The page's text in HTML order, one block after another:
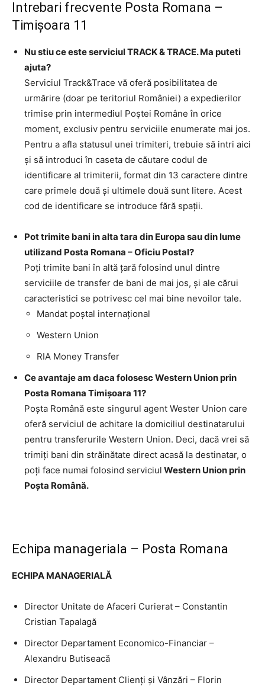
Intrebari frecvente Posta Romana –
Timişoara 11
Nu stiu ce este serviciul TRACK & TRACE. Ma puteti
ajuta?
Serviciul Track&Trace vă oferă posibilitatea de
urmărire (doar pe teritoriul României) a expedierilor
trimise prin intermediul Poştei Române în orice
moment, exclusiv pentru serviciile enumerate mai jos.
Pentru a afla statusul unei trimiteri, trebuie să intri aici
şi să introduci în caseta de căutare codul de
identificare al trimiterii, format din 13 caractere dintre
care primele două şi ultimele două sunt litere. Acest
cod de identificare se introduce fără spaţii.
Pot trimite bani in alta tara din Europa sau din lume
utilizand Posta Romana – Oficiu Postal?
Poţi trimite bani în altă ţară folosind unul dintre
serviciile de transfer de bani de mai jos, şi ale cărui
caracteristici se potrivesc cel mai bine nevoilor tale.
Mandat poştal internaţional
Western Union
RIA Money Transfer
Ce avantaje am daca folosesc Western Union prin
Posta Romana Timişoara 11?
Poşta Română este singurul agent Wester Union care
oferă serviciul de achitare la domiciliul destinatarului
pentru transferurile Western Union. Deci, dacă vrei să
trimiţi bani din străinătate direct acasă la destinatar, o
poţi face numai folosind serviciul Western Union prin
Poşta Română.
Echipa manageriala – Posta Romana
ECHIPA MANAGERIALĂ
Director Unitate de Afaceri Curierat – Constantin
Cristian Tapalagă
Director Departament Economico-Financiar –
Alexandru Butiseacă
Director Departament Clienți și Vânzări – Florin